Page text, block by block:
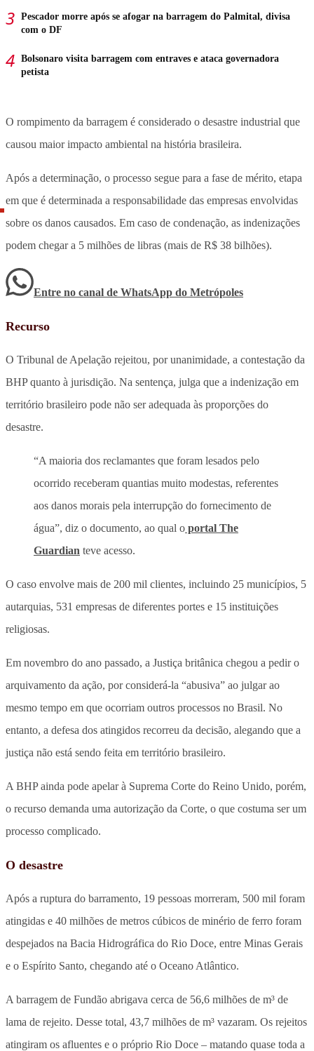
Pescador morre após se afogar na barragem do Palmital, divisa
com o DF
Bolsonaro visita barragem com entraves e ataca governadora
petista
O rompimento da barragem é considerado o desastre industrial que
causou maior impacto ambiental na história brasileira.
Após a determinação, o processo segue para a fase de mérito, etapa
em que é determinada a responsabilidade das empresas envolvidas
sobre os danos causados. Em caso de condenação, as indenizações
podem chegar a 5 milhões de libras (mais de R$ 38 bilhões).
Entre no canal de WhatsApp do Metrópoles
Recurso
O Tribunal de Apelação rejeitou, por unanimidade, a contestação da
BHP quanto à jurisdição. Na sentença, julga que a indenização em
território brasileiro pode não ser adequada às proporções do
desastre.
“A maioria dos reclamantes que foram lesados pelo
ocorrido receberam quantias muito modestas, referentes
aos danos morais pela interrupção do fornecimento de
água”, diz o documento, ao qual o portal The
Guardian teve acesso.
O caso envolve mais de 200 mil clientes, incluindo 25 municípios, 5
autarquias, 531 empresas de diferentes portes e 15 instituições
religiosas.
Em novembro do ano passado, a Justiça britânica chegou a pedir o
arquivamento da ação, por considerá-la “abusiva” ao julgar ao
mesmo tempo em que ocorriam outros processos no Brasil. No
entanto, a defesa dos atingidos recorreu da decisão, alegando que a
justiça não está sendo feita em território brasileiro.
A BHP ainda pode apelar à Suprema Corte do Reino Unido, porém,
o recurso demanda uma autorização da Corte, o que costuma ser um
processo complicado.
O desastre
Após a ruptura do barramento, 19 pessoas morreram, 500 mil foram
atingidas e 40 milhões de metros cúbicos de minério de ferro foram
despejados na Bacia Hidrográfica do Rio Doce, entre Minas Gerais
e o Espírito Santo, chegando até o Oceano Atlântico.
A barragem de Fundão abrigava cerca de 56,6 milhões de m³ de
lama de rejeito. Desse total, 43,7 milhões de m³ vazaram. Os rejeitos
atingiram os afluentes e o próprio Rio Doce – matando quase toda a